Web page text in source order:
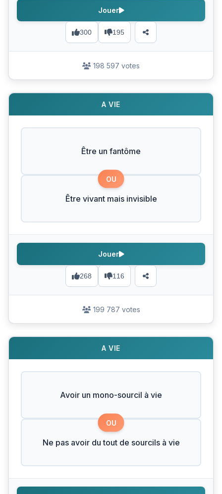
300 195
Jouer
198 597 votes
A VIE
Être un fantôme
OU
Être vivant mais invisible
268 116
Jouer
199 787 votes
A VIE
Avoir un mono-sourcil à vie
OU
Ne pas avoir du tout de sourcils à vie